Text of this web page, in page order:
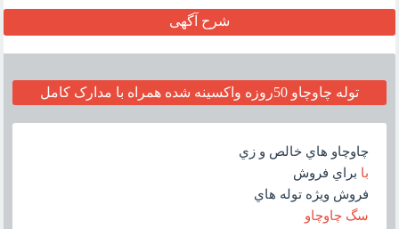
شرح آگهی
توله چاوچاو 50روزه واکسينه شده همراه با مدارک کامل
چاوچاو هاي خالص و زي
با براي فروش
فروش ويژه توله هاي
سگ چاوچاو